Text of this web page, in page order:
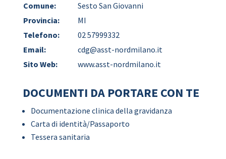
Comune:
Sesto San Giovanni
Provincia:
MI
Telefono:
02 57999332
Email:
cdg@asst-nordmilano.it
Sito Web:
www.asst-nordmilano.it
DOCUMENTI DA PORTARE CON TE
Documentazione clinica della gravidanza
Carta di identità/Passaporto
Tessera sanitaria